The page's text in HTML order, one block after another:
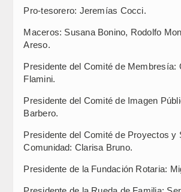
Pro-tesorero: Jeremías Cocci.
Maceros: Susana Bonino, Rodolfo
Areso.
Presidente del Comité de Membresía:
Flamini.
Presidente del Comité de Imagen
Barbero.
Presidente del Comité de Proyectos y
Comunidad: Clarisa Bruno.
Presidente de la Fundación Rotaria: